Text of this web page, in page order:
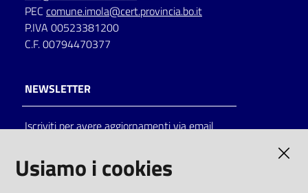
PEC comune.imola@cert.provincia.bo.it
P.IVA 00523381200
C.F. 00794470377
NEWSLETTER
Iscriviti per avere aggiornamenti via email
Usiamo i cookies